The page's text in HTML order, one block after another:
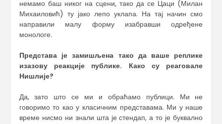
немамо баш никог на сцени, тако да се Цаци (Милан
Михаиловић) ту јако лепо уклапа. На тај начин смо
направили малу форму изабравши одређене
монологе.
Представа је замишљена тако да ваше реплике
изазову реакције публике. Како су реаговале
Нишлије?
Да, зато што се ми и обраћамо публици. Ми не
говоримо то као у класичним представама. Ми у наше
време нисмо ни знали шта је стендап, а то је буквално